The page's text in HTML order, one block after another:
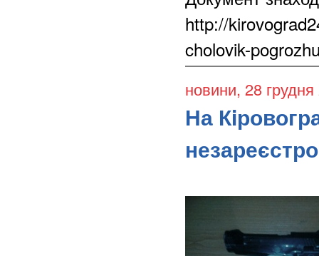
http://
cholovik-
новини, 28
На